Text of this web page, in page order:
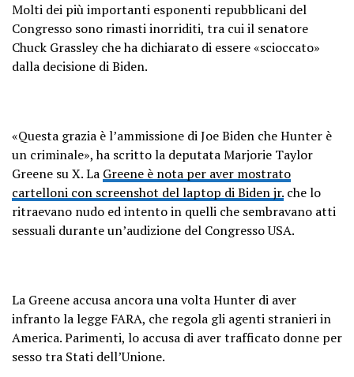
Molti dei più importanti esponenti repubblicani del
Congresso sono rimasti inorriditi, tra cui il senatore
Chuck Grassley che ha dichiarato di essere «scioccato»
dalla decisione di Biden.
«Questa grazia è l’ammissione di Joe Biden che Hunter è
un criminale», ha scritto la deputata Marjorie Taylor
Greene su X. La Greene è nota per aver mostrato
cartelloni con screenshot del laptop di Biden jr. che lo
ritraevano nudo ed intento in quelli che sembravano atti
sessuali durante un’audizione del Congresso USA.
La Greene accusa ancora una volta Hunter di aver
infranto la legge FARA, che regola gli agenti stranieri in
America. Parimenti, lo accusa di aver trafficato donne per
sesso tra Stati dell’Unione.